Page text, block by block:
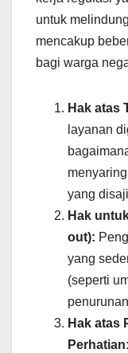
untuk
mencakup
bagi warga
Hak atas
layanan
yang
Hak
out):
yang
(seperti
Hak atas
Perhatian: